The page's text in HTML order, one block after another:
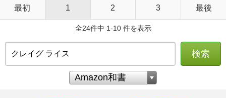
最初 1 2 3 最後
全24件中 1-10 件を表示
検索